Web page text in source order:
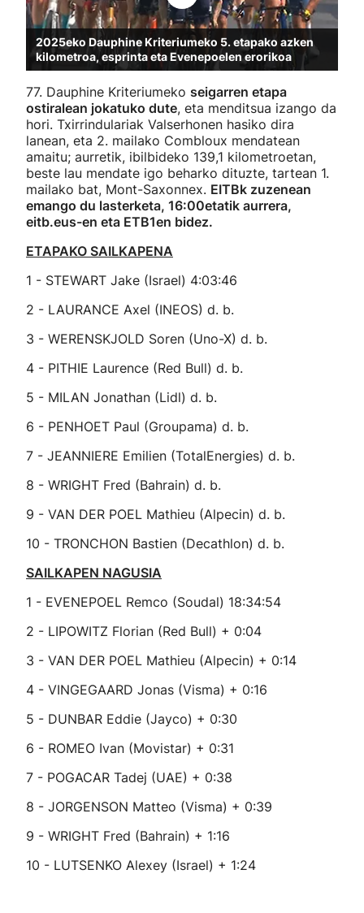
2025eko Dauphine Kriteriumeko 5. etapako azken
kilometroa, esprinta eta Evenepoelen erorikoa
77. Dauphine Kriteriumeko seigarren etapa
ostiralean jokatuko dute, eta menditsua izango da
hori. Txirrindulariak Valserhonen hasiko dira
lanean, eta 2. mailako Combloux mendatean
amaitu; aurretik, ibilbideko 139,1 kilometroetan,
beste lau mendate igo beharko dituzte, tartean 1.
mailako bat, Mont-Saxonnex. EITBk zuzenean
emango du lasterketa, 16:00etatik aurrera,
eitb.eus-en eta ETB1en bidez.
ETAPAKO SAILKAPENA
1 - STEWART Jake (Israel) 4:03:46
2 - LAURANCE Axel (INEOS) d. b.
3 - WERENSKJOLD Soren (Uno-X) d. b.
4 - PITHIE Laurence (Red Bull) d. b.
5 - MILAN Jonathan (Lidl) d. b.
6 - PENHOET Paul (Groupama) d. b.
7 - JEANNIERE Emilien (TotalEnergies) d. b.
8 - WRIGHT Fred (Bahrain) d. b.
9 - VAN DER POEL Mathieu (Alpecin) d. b.
10 - TRONCHON Bastien (Decathlon) d. b.
SAILKAPEN NAGUSIA
1 - EVENEPOEL Remco (Soudal) 18:34:54
2 - LIPOWITZ Florian (Red Bull) + 0:04
3 - VAN DER POEL Mathieu (Alpecin) + 0:14
4 - VINGEGAARD Jonas (Visma) + 0:16
5 - DUNBAR Eddie (Jayco) + 0:30
6 - ROMEO Ivan (Movistar) + 0:31
7 - POGACAR Tadej (UAE) + 0:38
8 - JORGENSON Matteo (Visma) + 0:39
9 - WRIGHT Fred (Bahrain) + 1:16
10 - LUTSENKO Alexey (Israel) + 1:24